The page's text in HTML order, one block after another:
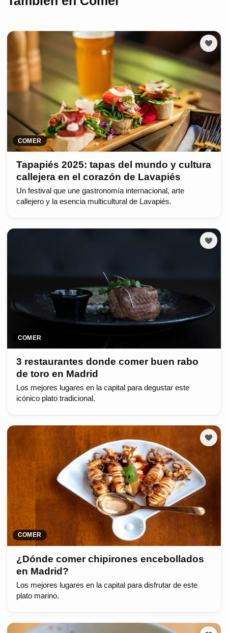
COMER
Tapapiés 2025: tapas del mundo y cultura
callejera en el corazón de Lavapiés
Un festival que une gastronomía internacional, arte
callejero y la esencia multicultural de Lavapiés.
COMER
3 restaurantes donde comer buen rabo
de toro en Madrid
Los mejores lugares en la capital para degustar este
icónico plato tradicional.
COMER
¿Dónde comer chipirones encebollados
en Madrid?
Los mejores lugares en la capital para disfrutar de este
plato marino.